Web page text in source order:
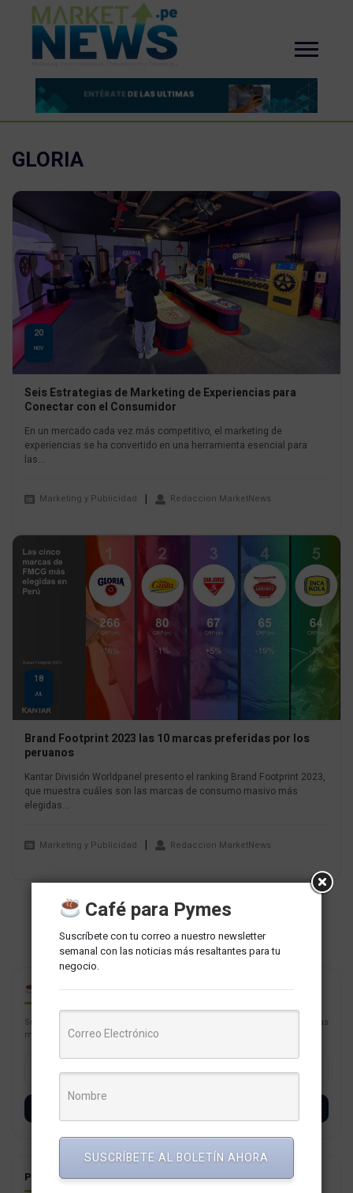
GLORIA
20
NOV
Seis Estrategias de Marketing de Experiencias para
Conectar con el Consumidor
En un mercado cada vez más competitivo, el marketing de
experiencias se ha convertido en una herramienta esencial para
las...
Marketing y Publicidad Redaccion MarketNews
18
JUL
Brand Footprint 2023 las 10 marcas preferidas por los
peruanos
Kantar División Worldpanel presento el ranking Brand Footprint 2023,
que muestra cuáles son las marcas de consumo masivo más
elegidas...
Marketing y Publicidad Redaccion MarketNews
Suscríbete con tu correo a nuestro newsletter semanal con las noticias
más resaltantes para tu negocio.
POSTS RELACIONADOS
Café para Pymes
Suscríbete con tu correo a nuestro newsletter
semanal con las noticias más resaltantes para tu
negocio.
SUSCRÍBETE AL BOLETÍN AHORA